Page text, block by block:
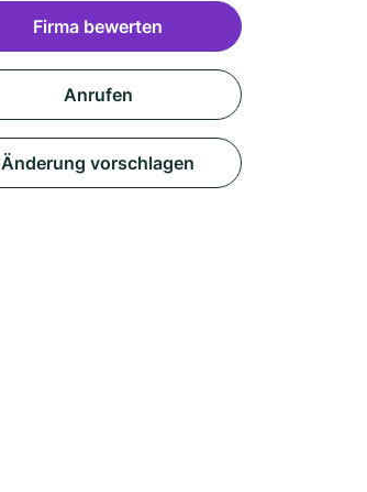
Firma bewerten
Anrufen
Änderung vorschlagen